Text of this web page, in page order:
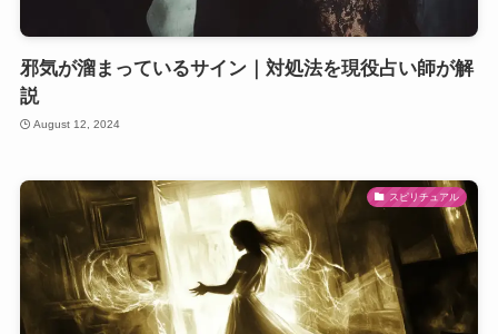
邪気が溜まっているサイン｜対処法を現役占い師が解
説
August 12, 2024
スピリチュアル